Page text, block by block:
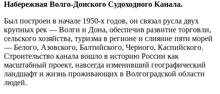
Набережная Волго-Донского Судоходного Канала.
Был построен в начале 1950-х годов, он связал русла двух
крупных рек — Волги и Дона, обеспечив развитие торговли,
сельского хозяйства, туризма в регионе и слияние пяти морей
— Белого, Азовского, Балтийского, Черного, Каспийского.
Строительство канала вошло в историю России как
масштабный проект, навсегда изменивший географический
ландшафт и жизнь проживающих в Волгоградской области
людей.